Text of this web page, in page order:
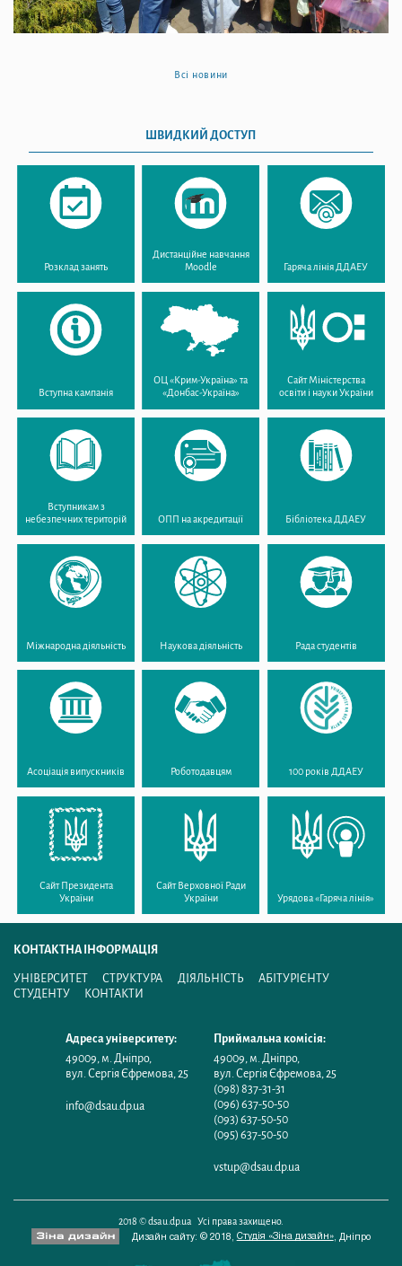
Всі новини
ШВИДКИЙ ДОСТУП
Розклад занять
Дистанційне навчання
Moodle
Гаряча лінія ДДАЕУ
Вступна кампанія
ОЦ «Крим-Україна» та
«Донбас-Україна»
Сайт Міністерства
освіти і науки України
Вступникам з
небезпечних територій
ОПП на акредитації Бібліотека ДДАЕУ
Міжнародна діяльність Наукова діяльність Рада студентів
Асоціація випускників Роботодавцям 100 років ДДАЕУ
Сайт Президента
України
Сайт Верховної Ради
України
Урядова «Гаряча лінія»
КОНТАКТНА ІНФОРМАЦІЯ
УНІВЕРСИТЕТ СТРУКТУРА ДІЯЛЬНІСТЬ
АБІТУРІЄНТУ
СТУДЕНТУ
КОНТАКТИ
Адреса університету:
49009 м. Дніпро,
вул. Сергія Єфремова, 25
info@dsau.dp.ua
Приймальна комісія:
49009 м. Дніпро,
вул. Сергія Єфремова, 25
(098) 837-31-31
(096) 637-50-50
(093) 637-50-50
(095) 637-50-50
vstup@dsau.dp.ua
2018 © dsau.dp.ua Усі права захищено.
Дизайн сайту: © 2018, Студія «Зіна дизайн», Дніпро